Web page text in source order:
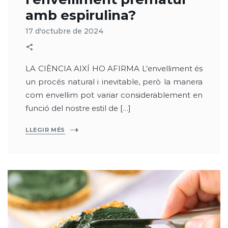
amb espirulina?
17 d'octubre de 2024
LA CIÈNCIA AIXÍ HO AFIRMA L’envelliment és
un procés natural i inevitable, però la manera
com envellim pot variar considerablement en
funció del nostre estil de […]
LLEGIR MÉS